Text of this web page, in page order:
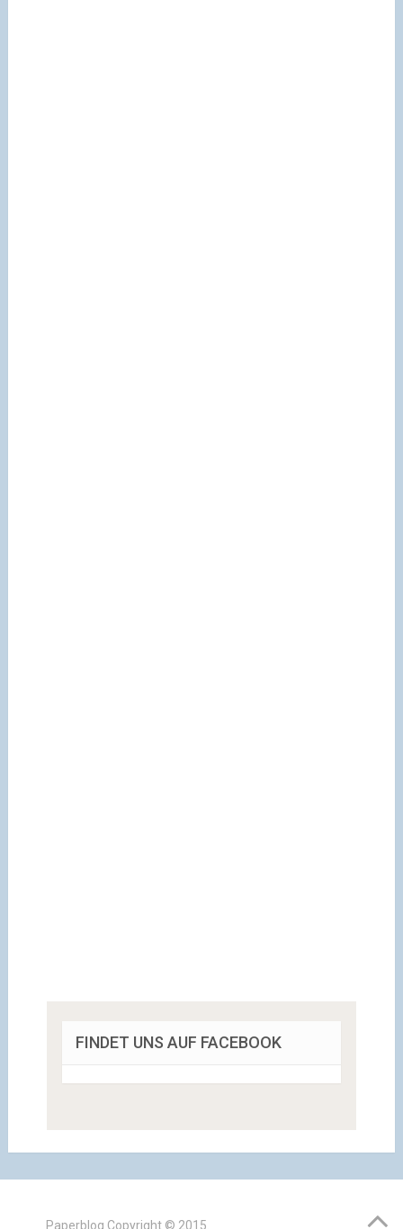
FINDET UNS AUF FACEBOOK
Paperblog Copyright © 2015.